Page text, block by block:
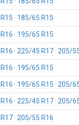
185/65 R15
195/65 R15
225/45 R17 205/
195/65 R15
195/65 R15 205/
225/45 R17 205/
205/55 R16